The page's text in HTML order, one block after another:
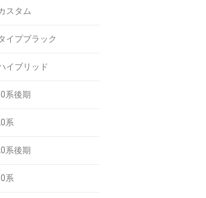
スタム
イプブラック
イブリッド
系後期
系
系後期
系